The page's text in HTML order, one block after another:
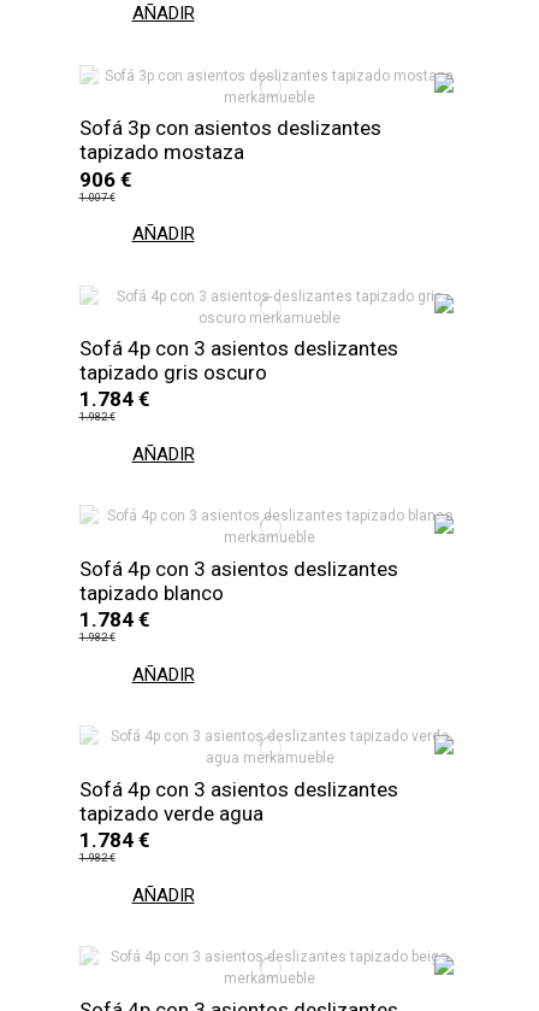
AÑADIR
Sofá 3p con asientos deslizantes
tapizado mostaza
906 €
1.007 €
AÑADIR
Sofá 4p con 3 asientos deslizantes
tapizado gris oscuro
1.784 €
1.982 €
AÑADIR
Sofá 4p con 3 asientos deslizantes
tapizado blanco
1.784 €
1.982 €
AÑADIR
Sofá 4p con 3 asientos deslizantes
tapizado verde agua
1.784 €
1.982 €
AÑADIR